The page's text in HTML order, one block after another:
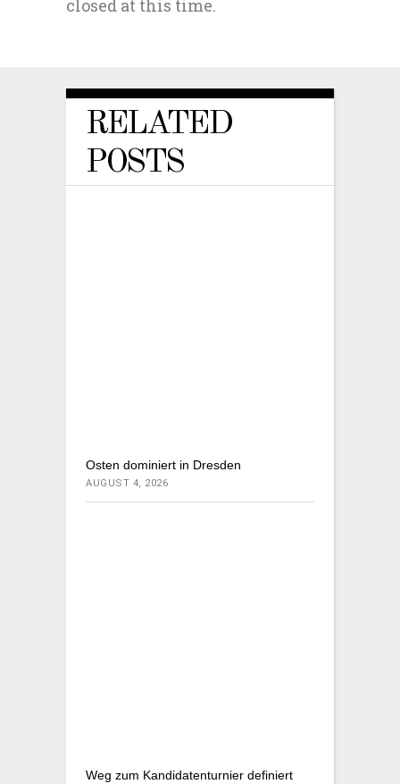
closed at this time.
RELATED
POSTS
Osten dominiert in Dresden
AUGUST 4, 2026
Weg zum Kandidatenturnier definiert